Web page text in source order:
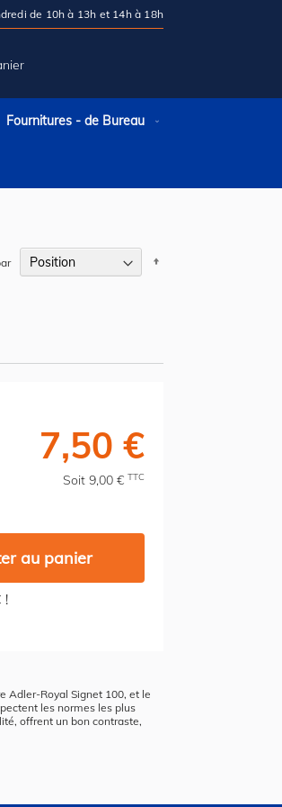
de 10h à 13h et 14h à 18h
Fournitures - de Bureau
7,50 €
Soit 9,00 € TTC
au panier
!
Adler-Royal Signet 100, et le
les normes les plus
offrent un bon contraste,